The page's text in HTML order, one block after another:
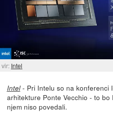
vir: Intel
Intel- Pri Intelu so na konferenci
arhitekture Ponte Vecchio - to
njem niso povedali.